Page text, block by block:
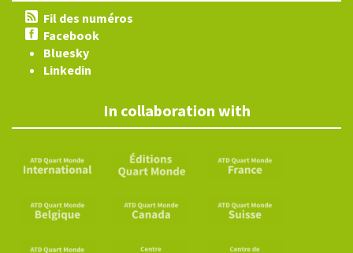
Fil des numéros
Facebook
Bluesky
Linkedin
In collaboration with